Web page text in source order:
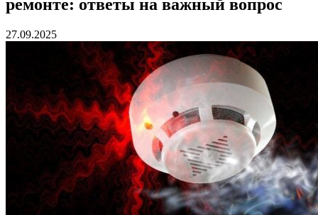
ремонте: ответы на важный вопрос
27.09.2025